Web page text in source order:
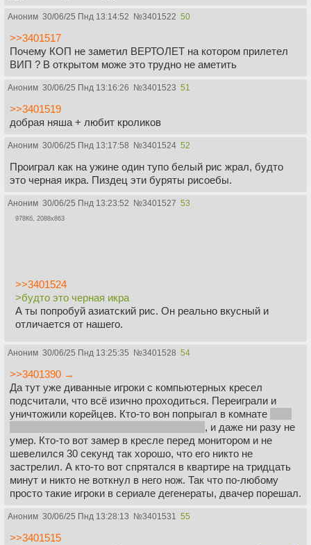
Аноним 30/06/25 Пнд 13:14:52 №3401522 50
>>3401517
Почему КОП не заметил ВЕРТОЛЕТ на котором прилетел
ВИП ? В открытом може это трудно не аметить
Аноним 30/06/25 Пнд 13:16:26 №3401523 51
>>3401519
добрая няша + любит кроликов
Аноним 30/06/25 Пнд 13:17:58 №3401524 52
Проиграл как на ужине один тупо белый рис жрал, будто
это черная икра. Пиздец эти буряты рисоебы.
Аноним 30/06/25 Пнд 13:23:52 №3401527 53
978Кб, 2088x863
>>3401524
>будто это черная икра
А ты попробуй азиатский рис. Он реально вкусный и
отличается от нашего.
Аноним 30/06/25 Пнд 13:25:35 №3401528 54
>>3401390 →
Да тут уже диванные игроки с компьютерных кресел
подсчитали, что всё изично проходиться. Переиграли и
уничтожили корейцев. Кто-то вон попрыгал в комнате
, и даже ни разу не
умер. Кто-то вот замер в кресле перед монитором и не
шевелился 30 секунд так хорошо, что его никто не
застрелил. А кто-то вот спрятался в квартире на тридцать
минут и никто не воткнул в него нож. Так что по-любому
просто такие игроки в сериале дегенераты, двачер порешал.
Аноним 30/06/25 Пнд 13:28:13 №3401531 55
>>3401515